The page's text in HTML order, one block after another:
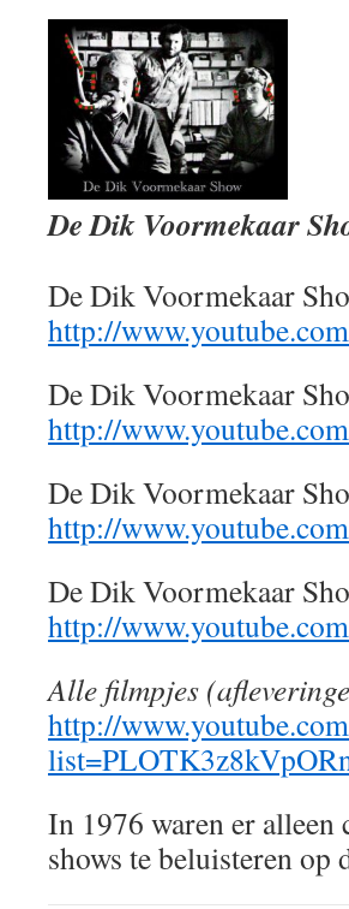
De Dik Voormekaar
De Dik Voormekaar
http://
De Dik Voormekaar
http://
De Dik Voormekaar
http://
De Dik Voormekaar
http://
Alle filmpjes
http://
In 1976 waren er alleen
shows te beluisteren op